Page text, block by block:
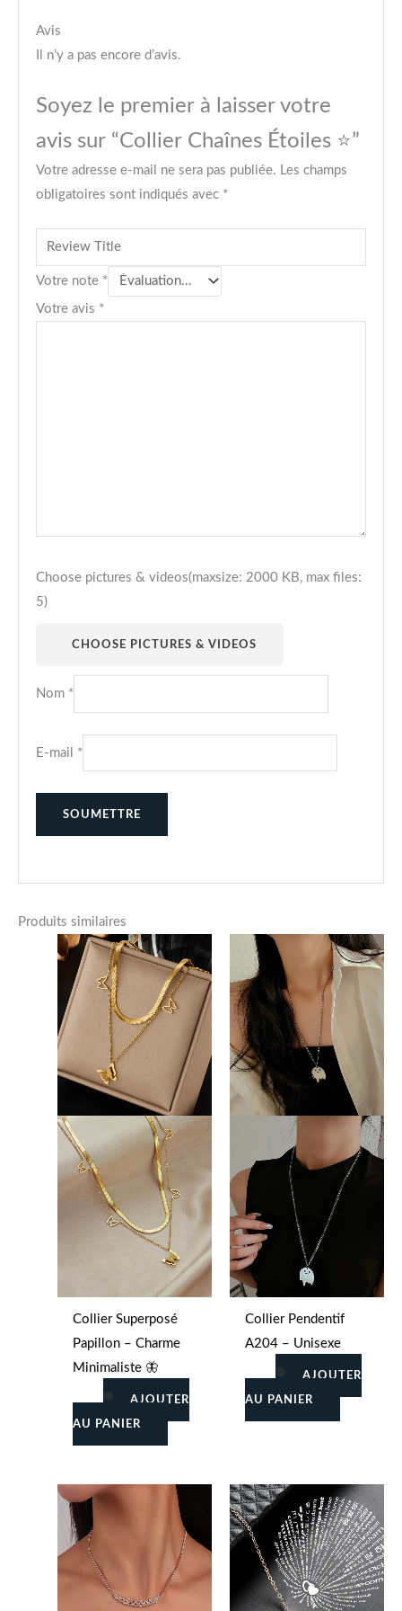
Avis
Il n’y a pas encore d’avis.
Soyez le premier à laisser votre
avis sur “Collier Chaînes Étoiles ⭐”
Votre adresse e-mail ne sera pas publiée. Les champs
obligatoires sont indiqués avec *
Votre note *
Votre avis *
Choose pictures & videos(maxsize: 2000 KB, max files:
5)
CHOOSE PICTURES & VIDEOS
Nom *
E-mail *
Produits similaires
Collier Superposé
Papillon – Charme
Minimaliste 🦋
AJOUTER
AU PANIER
Collier Pendentif
A204 – Unisexe
AJOUTER
AU PANIER
a
variations.
produit
a